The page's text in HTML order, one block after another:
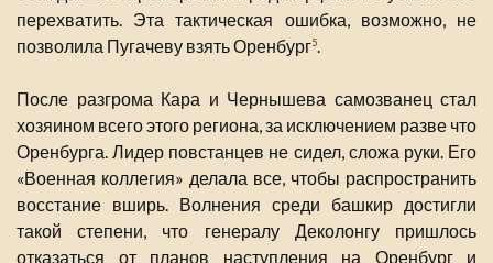
перехватить. Эта тактическая ошибка, возможно, не
позволила Пугачеву взять Оренбург5.
После разгрома Кара и Чернышева самозванец стал
хозяином всего этого региона, за исключением разве что
Оренбурга. Лидер повстанцев не сидел, сложа руки. Его
«Военная коллегия» делала все, чтобы распространить
восстание вширь. Волнения среди башкир достигли
такой степени, что генералу Деколонгу пришлось
отказаться от планов наступления на Оренбург и